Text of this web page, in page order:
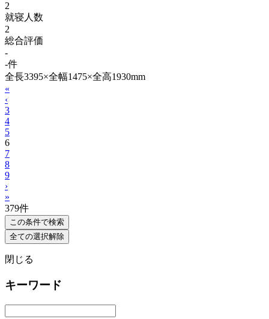
2
就寝人数
2
総合評価
-
-件
全長3395×全幅1475×全高1930mm
«
‹
3
4
5
6
7
8
9
›
»
379件
この条件で検索
全ての選択解除
閉じる
キーワード